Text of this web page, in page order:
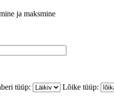
ja maksmine
tüüp:
Lõike tüüp: